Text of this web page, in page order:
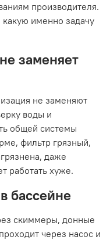
производителя.
именно задачу
заменяет
не заменяют
воды и
общей системы
фильтр грязный,
даже
работать хуже.
бассейне
скиммеры, донные
через насос и